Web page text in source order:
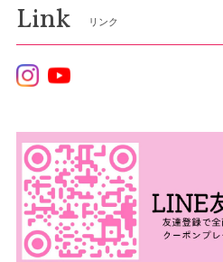
Link リンク